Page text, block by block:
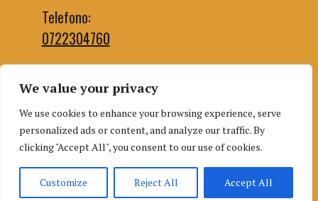
We value your privacy
We use cookies to enhance your browsing experience, serve
personalized ads or content, and analyze our traffic. By
clicking "Accept All", you consent to our use of cookies.
Customize Reject All Accept All
Telefono:
0722304760
Email segreteria:
segreteriaifg@uniurb.it
Email redazione:
redazioneifgurbino@gmail.com